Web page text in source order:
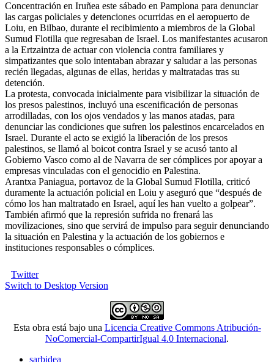
Concentración en Iruñea este sábado en Pamplona para denunciar
las cargas policiales y detenciones ocurridas en el aeropuerto de
Loiu, en Bilbao, durante el recibimiento a miembros de la Global
Sumud Flotilla que regresaban de Israel. Los manifestantes acusaron
a la Ertzaintza de actuar con violencia contra familiares y
simpatizantes que solo intentaban abrazar y saludar a las personas
recién llegadas, algunas de ellas, heridas y maltratadas tras su
detención.
La protesta, convocada inicialmente para visibilizar la situación de
los presos palestinos, incluyó una escenificación de personas
arrodilladas, con los ojos vendados y las manos atadas, para
denunciar las condiciones que sufren los palestinos encarcelados en
Israel. Durante el acto se exigió la liberación de los presos
palestinos, se llamó al boicot contra Israel y se acusó tanto al
Gobierno Vasco como al de Navarra de ser cómplices por apoyar a
empresas vinculadas con el genocidio en Palestina.
Arantxa Paniagua, portavoz de la Global Sumud Flotilla, criticó
duramente la actuación policial en Loiu y aseguró que “después de
cómo los han maltratado en Israel, aquí les han vuelto a golpear”.
También afirmó que la represión sufrida no frenará las
movilizaciones, sino que servirá de impulso para seguir denunciando
la situación en Palestina y la actuación de los gobiernos e
instituciones responsables o cómplices.
Twitter
Switch to Desktop Version
Esta obra está bajo una Licencia Creative Commons Atribución-
NoComercial-CompartirIgual 4.0 Internacional.
sarbidea